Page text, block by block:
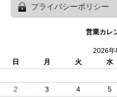
プライバシーポリシー
営業カレ
2026年
日
月 火 水
2
3 4 5